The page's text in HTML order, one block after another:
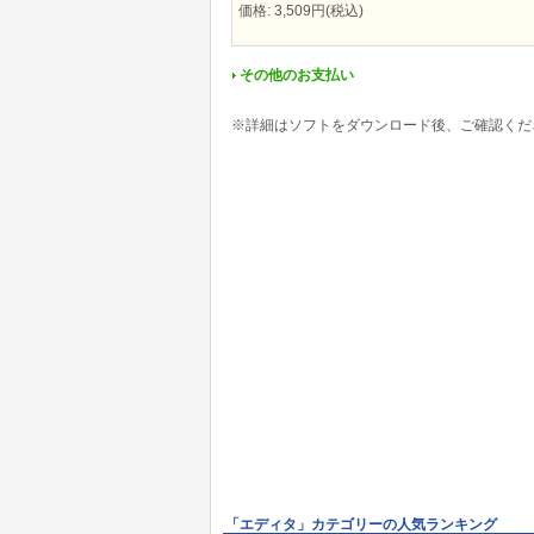
価格: 3,509円(税込)
その他のお支払い
※詳細はソフトをダウンロード後、ご確認く
「エディタ」カテゴリーの人気ランキング